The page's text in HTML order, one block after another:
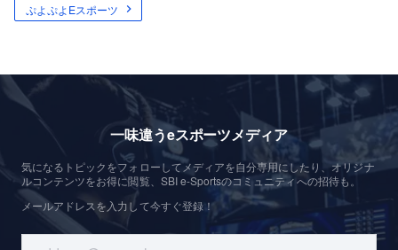
ぷよぷよEスポーツ
一味違うeスポーツメディア
気になるトピックをフォローしてメディアを自分専用にしたり、オリジナ
ルコンテンツをお得に閲覧、SBI e-Sportsのコミュニティへの招待も。
メールアドレスを入力して今すぐ登録！